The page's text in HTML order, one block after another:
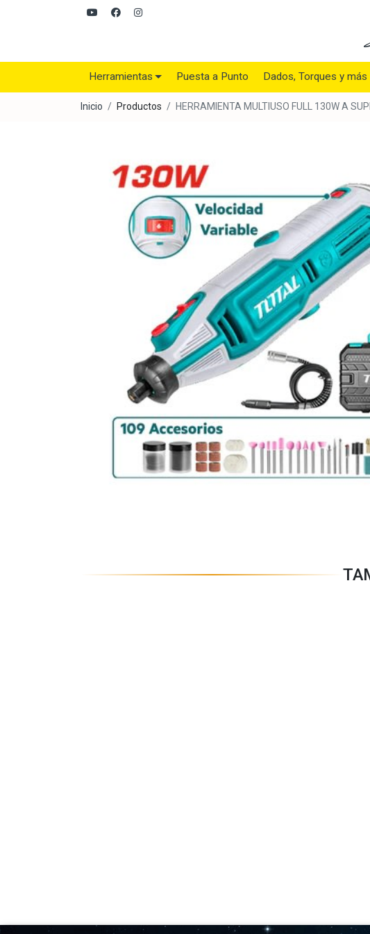
Herramientas Puesta a Punto Dados, Torques y más
Inicio Productos HERRAMIENTA MULTIUSO FULL 130W A